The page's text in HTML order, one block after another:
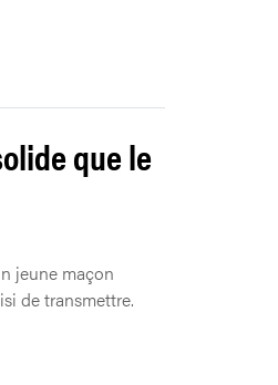
que le
jeune maçon
de transmettre.